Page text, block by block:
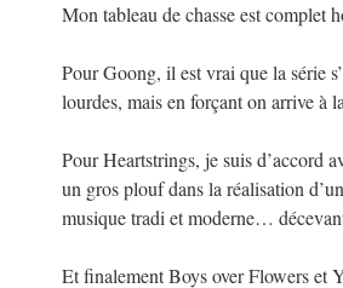
Mon tableau de chasse est
Pour Goong, il est vrai que la série
lourdes, mais en forçant on arrive à
Pour Heartstrings, je suis d’accord
un gros plouf dans la réalisation
musique tradi et moderne…
Et finalement Boys over Flowers et